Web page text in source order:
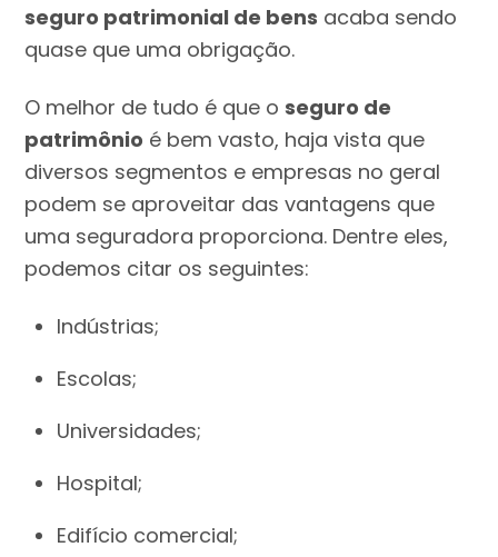
seguro patrimonial de bens acaba sendo
quase que uma obrigação.
O melhor de tudo é que oseguro de
patrimônio é bem vasto, haja vista que
diversos segmentos e empresas no geral
podem se aproveitar das vantagens que
uma seguradora proporciona. Dentre eles,
podemos citar os seguintes:
Indústrias;
Escolas;
Universidades;
Hospital;
Edifício comercial;